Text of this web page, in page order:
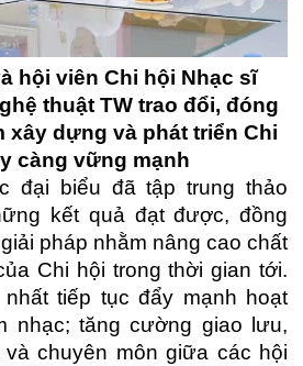
hội viên Chi hội Nhạc sĩ
thuật TW trao đổi, đóng
xây dựng và phát triển Chi
càng vững mạnh
đại biểu đã tập trung thảo
kết quả đạt được, đồng
pháp nhằm nâng cao chất
Chi hội trong thời gian tới.
tiếp tục đẩy mạnh hoạt
nhạc; tăng cường giao lưu,
chuyên môn giữa các hội